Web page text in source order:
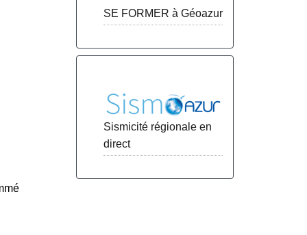
SE FORMER à Géoazur
Sismicité régionale en
direct